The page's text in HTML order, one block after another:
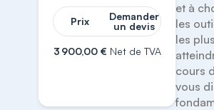
Prix
Demander
un devis
3 900,00 € Net de TVA
et à
les
les
cours
vous